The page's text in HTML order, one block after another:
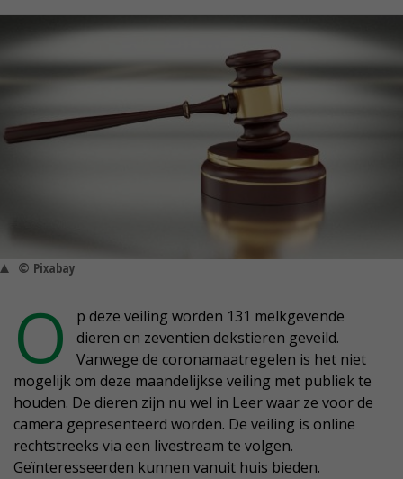
© Pixabay
O
p deze veiling worden 131 melkgevende
dieren en zeventien dekstieren geveild.
Vanwege de coronamaatregelen is het niet
mogelijk om deze maandelijkse veiling met publiek te
houden. De dieren zijn nu wel in Leer waar ze voor de
camera gepresenteerd worden. De veiling is online
rechtstreeks via een livestream te volgen.
Geïnteresseerden kunnen vanuit huis bieden.